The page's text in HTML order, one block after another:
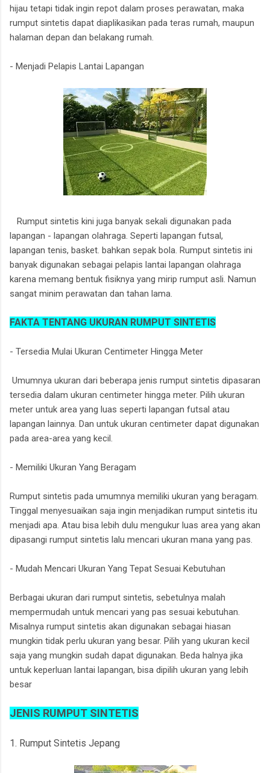
hijau tetapi tidak ingin repot dalam proses perawatan, maka
rumput sintetis dapat diaplikasikan pada teras rumah, maupun
halaman depan dan belakang rumah.
- Menjadi Pelapis Lantai Lapangan
Rumput sintetis kini juga banyak sekali digunakan pada
lapangan - lapangan olahraga. Seperti lapangan futsal,
lapangan tenis, basket. bahkan sepak bola. Rumput sintetis ini
banyak digunakan sebagai pelapis lantai lapangan olahraga
karena memang bentuk fisiknya yang mirip rumput asli. Namun
sangat minim perawatan dan tahan lama.
FAKTA TENTANG UKURAN RUMPUT SINTETIS
- Tersedia Mulai Ukuran Centimeter Hingga Meter
Umumnya ukuran dari beberapa jenis rumput sintetis dipasaran
tersedia dalam ukuran centimeter hingga meter. Pilih ukuran
meter untuk area yang luas seperti lapangan futsal atau
lapangan lainnya. Dan untuk ukuran centimeter dapat digunakan
pada area-area yang kecil.
- Memiliki Ukuran Yang Beragam
Rumput sintetis pada umumnya memiliki ukuran yang beragam.
Tinggal menyesuaikan saja ingin menjadikan rumput sintetis itu
menjadi apa. Atau bisa lebih dulu mengukur luas area yang akan
dipasangi rumput sintetis lalu mencari ukuran mana yang pas.
- Mudah Mencari Ukuran Yang Tepat Sesuai Kebutuhan
Berbagai ukuran dari rumput sintetis, sebetulnya malah
mempermudah untuk mencari yang pas sesuai kebutuhan.
Misalnya rumput sintetis akan digunakan sebagai hiasan
mungkin tidak perlu ukuran yang besar. Pilih yang ukuran kecil
saja yang mungkin sudah dapat digunakan. Beda halnya jika
untuk keperluan lantai lapangan, bisa dipilih ukuran yang lebih
besar
JENIS RUMPUT SINTETIS
1. Rumput Sintetis Jepang